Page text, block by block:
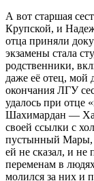
А вот старшая
Крупской, и
отца приняли
экзамены стала
родственники,
даже её отец, мой
окончания ЛГУ
удалось при отце
Шахимардан —
своей ссылки с
пустынный Мары,
ей не сказал, и не
переменам в
молился за них и